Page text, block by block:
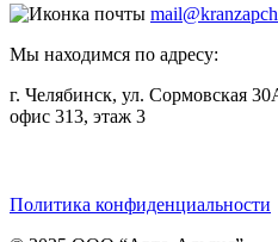
Мы находимся по адресу:
г. Челябинск, ул. Сормовская
офис 313, этаж 3
Политика конфиденциальности